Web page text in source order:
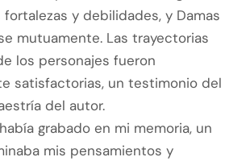
y debilidades, y Damas
mutuamente. Las trayectorias
los personajes fueron
satisfactorias, un testimonio del
del autor.
grabado en mi memoria, un
mis pensamientos y